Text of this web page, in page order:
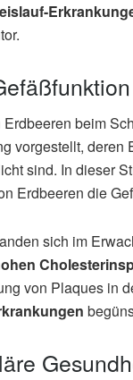
beim
vorgestellt,
sind. In dieser
Erdbeeren die
sich im
von Plaques in